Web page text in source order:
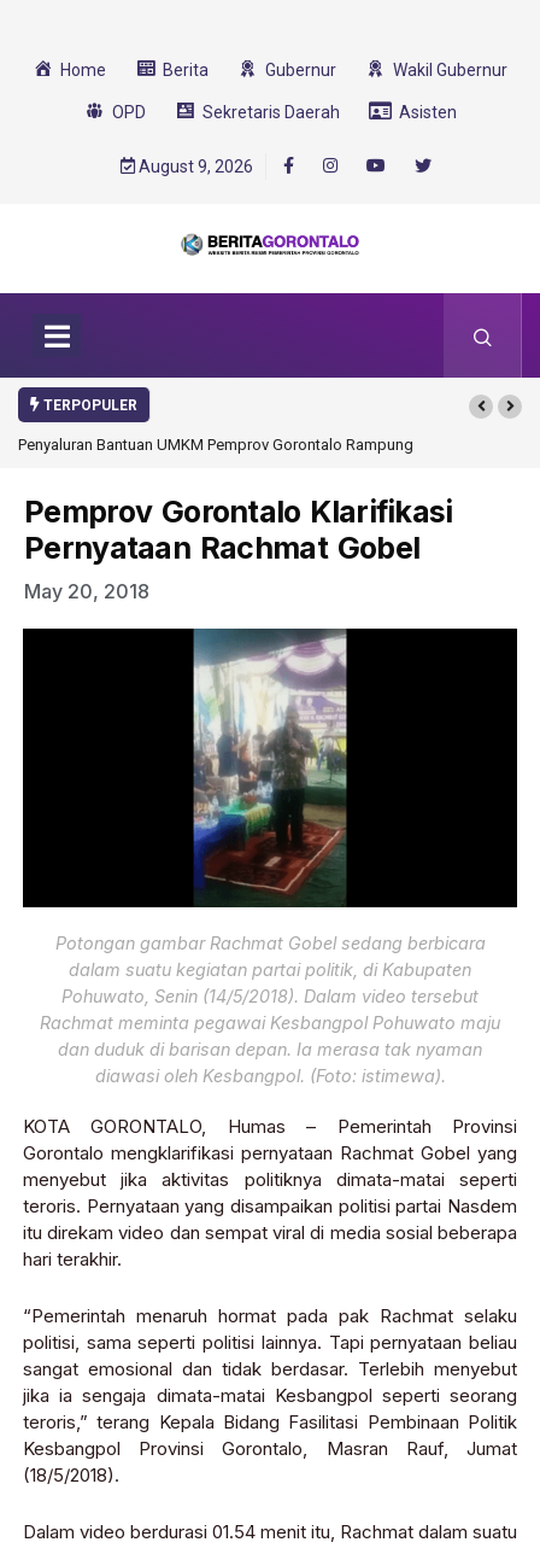
Home Berita Gubernur Wakil Gubernur
OPD Sekretaris Daerah Asisten
August 9, 2026
TERPOPULER
Gorontalo RampungGorontalo Ikut Dukung Program SMA Unggul
Pemprov Gorontalo Klarifikasi
Pernyataan Rachmat Gobel
May 20, 2018
Potongan gambar Rachmat Gobel sedang berbicara
dalam suatu kegiatan partai politik, di Kabupaten
Pohuwato, Senin (14/5/2018). Dalam video tersebut
Rachmat meminta pegawai Kesbangpol Pohuwato maju
dan duduk di barisan depan. Ia merasa tak nyaman
diawasi oleh Kesbangpol. (Foto: istimewa).
KOTA GORONTALO, Humas – Pemerintah Provinsi
Gorontalo mengklarifikasi pernyataan Rachmat Gobel yang
menyebut jika aktivitas politiknya dimata-matai seperti
teroris. Pernyataan yang disampaikan politisi partai Nasdem
itu direkam video dan sempat viral di media sosial beberapa
hari terakhir.
“Pemerintah menaruh hormat pada pak Rachmat selaku
politisi, sama seperti politisi lainnya. Tapi pernyataan beliau
sangat emosional dan tidak berdasar. Terlebih menyebut
jika ia sengaja dimata-matai Kesbangpol seperti seorang
teroris,” terang Kepala Bidang Fasilitasi Pembinaan Politik
Kesbangpol Provinsi Gorontalo, Masran Rauf, Jumat
(18/5/2018).
Dalam video berdurasi 01.54 menit itu, Rachmat dalam suatu